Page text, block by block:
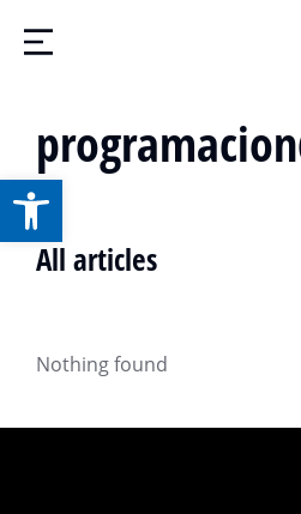
All articles
Nothing found
Obriu la barra d'eines